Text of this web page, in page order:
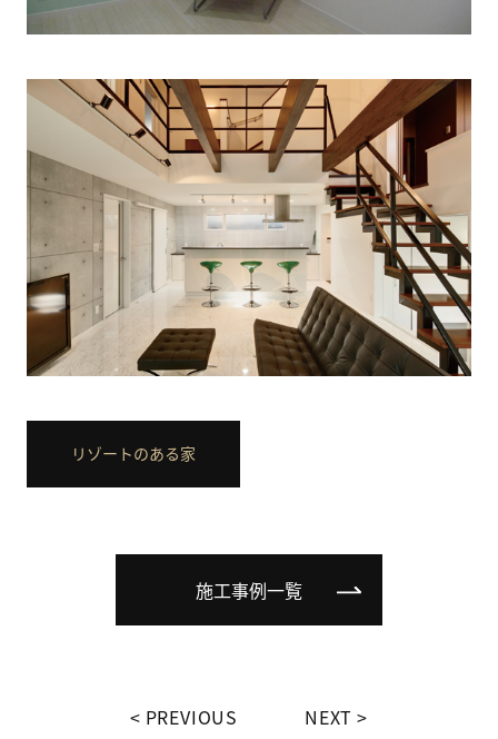
リゾートのある家
施工事例一覧
PREVIOUS NEXT